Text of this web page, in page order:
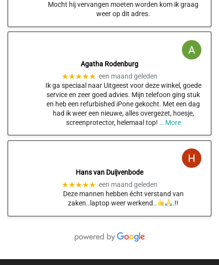
Mocht hij vervangen moeten worden kom ik graag
weer op dit adres.
Agatha Rodenburg
★★★★★ een maand geleden
Ik ga speciaal naar Uitgeest voor deze winkel, goede
service en zeer goed advies. Mijn telefoon ging stuk
en heb een refurbished iPone gekocht. Met een dag
had ik weer een nieuwe, alles overgezet, hoesje,
screenprotector, helemaal top! … More
Hans van Duijvenbode
★★★★★ een maand geleden
Deze mannen hebben écht verstand van
zaken..laptop weer werkend..
.!!